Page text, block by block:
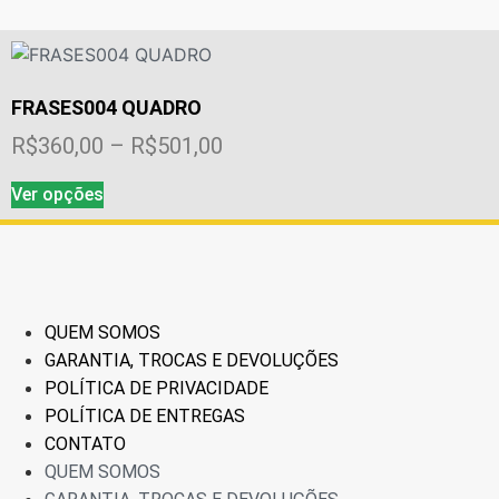
produto
variantes.
opções
podem
na
FRASES004 QUADRO
R$360,00 – R$501,00
Ver opçõesEste
produto
opções
podem
ser
escolhidas
na
página
QUEM SOMOS
GARANTIA, TROCAS E DEVOLUÇÕES
POLÍTICA DE PRIVACIDADE
POLÍTICA DE ENTREGAS
CONTATO
QUEM SOMOS